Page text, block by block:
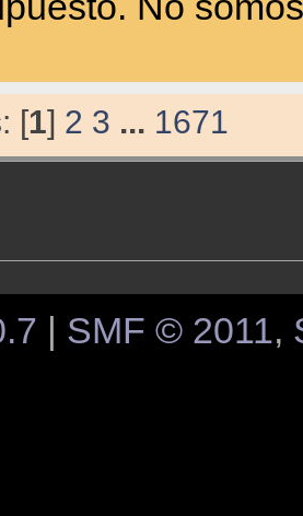
[1] 2 3 ... 1671
SMF © 2011,